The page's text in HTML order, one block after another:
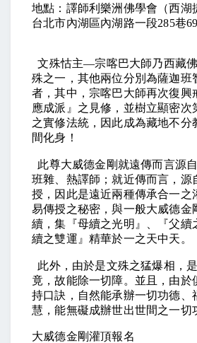
地點：譯師利樂洲佛學會（西湖
台北市內湖區內湖路一段285巷
文殊怙主—宗喀巴大師乃西藏
殊之一，其他兩位分別為薩迦班
者，其中，宗喀巴大師再次復興
應成派』之見修，並樹立顯密次
之實修法統，因此成為藏地不分
間化身！
此尊大威德金剛就遠傳而言源
班雜、熱譯師；就近傳而言，源
授，因此是遠近兩種傳承合一之
易傳授之秘密，與一般大威德金
續，集『母續之光明』、『父續
續之雙運』精華於一之天中天。
此外，由於是文殊之猛爆相，
竟，故能除一切障。並且，由於
持口訣，自然能承辦一切功德、
慧，能無礙成辦世出世間之一切
大威德金剛灌頂報名